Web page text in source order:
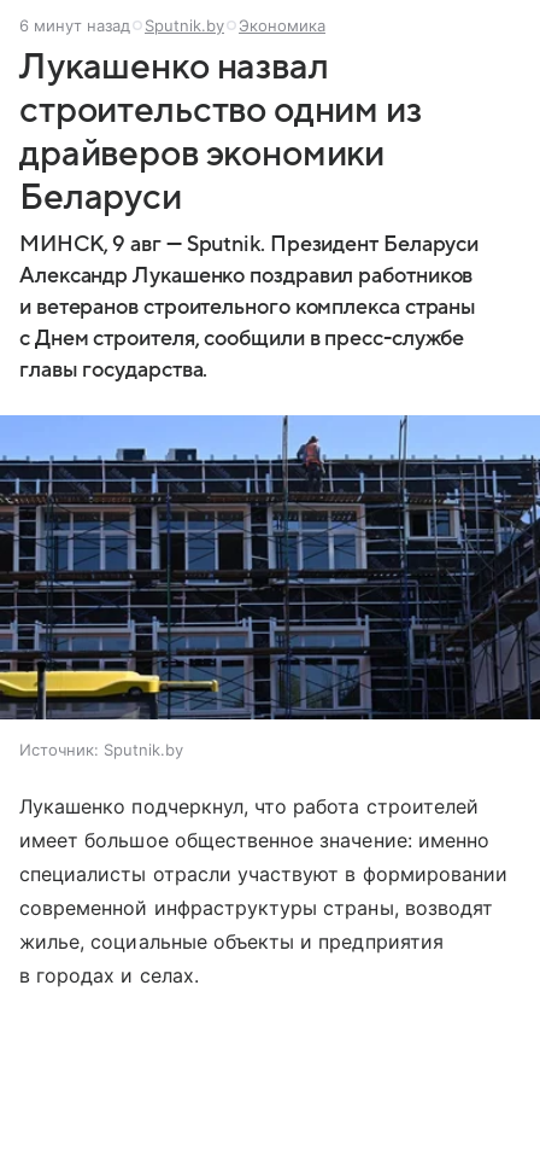
6 минут назад Sputnik.by Экономика
Лукашенко назвал
строительство одним из
драйверов экономики
Беларуси
МИНСК, 9 авг — Sputnik. Президент Беларуси
Александр Лукашенко поздравил работников
и ветеранов строительного комплекса страны
с Днем строителя, сообщили в пресс-службе
главы государства.
Источник: Sputnik.by
Лукашенко подчеркнул, что работа строителей
имеет большое общественное значение: именно
специалисты отрасли участвуют в формировании
современной инфраструктуры страны, возводят
жилье, социальные объекты и предприятия
в городах и селах.